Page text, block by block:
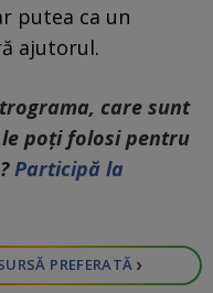
putea ca un
ajutorul.
care sunt
poți folosi pentru
Participă la
PREFERATĂ ›